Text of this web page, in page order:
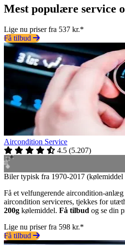
Mest populære service
Lige nu priser fra 537 kr.*
Få tilbud
Aircondition Service
4.5 (5.207)
Biler typisk fra 1970-2017
Få et velfungerende aircondition-
aircondition serviceres, tjekkes for
200g kølemiddel. Få tilbud og se din
Lige nu priser fra 598 kr.*
Få tilbud